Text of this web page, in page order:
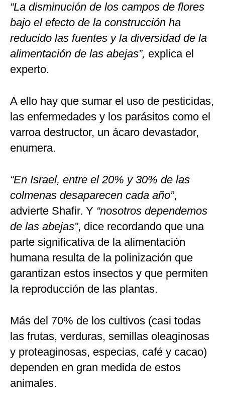
“La disminución de los campos de flores
bajo el efecto de la construcción ha
reducido las fuentes y la diversidad de la
alimentación de las abejas”, explica el
experto.
A ello hay que sumar el uso de pesticidas,
las enfermedades y los parásitos como el
varroa destructor, un ácaro devastador,
enumera.
“En Israel, entre el 20% y 30% de las
colmenas desaparecen cada año”,
advierte Shafir. Y “nosotros dependemos
de las abejas”, dice recordando que una
parte significativa de la alimentación
humana resulta de la polinización que
garantizan estos insectos y que permiten
la reproducción de las plantas.
Más del 70% de los cultivos (casi todas
las frutas, verduras, semillas oleaginosas
y proteaginosas, especias, café y cacao)
dependen en gran medida de estos
animales.